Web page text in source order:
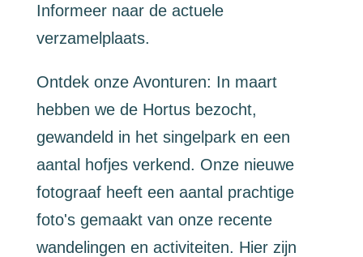
Informeer naar de actuele
verzamelplaats.
Ontdek onze Avonturen: In maart
hebben we de Hortus bezocht,
gewandeld in het singelpark en een
aantal hofjes verkend. Onze nieuwe
fotograaf heeft een aantal prachtige
foto's gemaakt van onze recente
wandelingen en activiteiten. Hier zijn